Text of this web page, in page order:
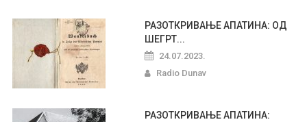
РАЗОТКРИВАЊЕ АПАТИНА: ОД
ШЕГРТ...
24.07.2023.
Radio Dunav
РАЗОТКРИВАЊЕ АПАТИНА: